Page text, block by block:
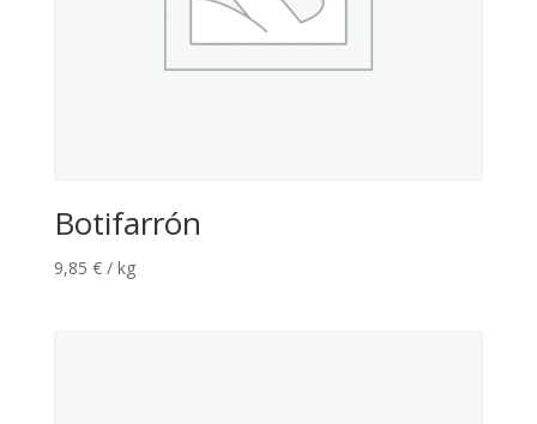
Botifarrón
9,85 € / kg